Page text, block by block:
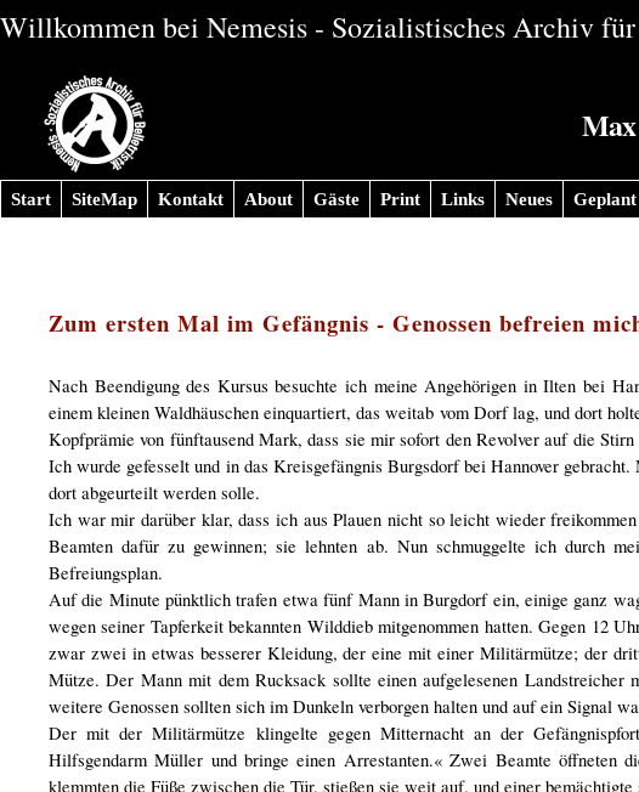
Willkommen bei Nemesis - Sozialistisches Archiv
Max
Start SiteMap Kontakt About Gäste Print Links Neues Geplant
Zum ersten Mal im Gefängnis - Genossen befreien
Nach Beendigung des Kursus besuchte ich meine Angehörigen in Ilten bei
einem kleinen Waldhäuschen einquartiert, das weitab vom Dorf lag, und dort
Kopfprämie von fünftausend Mark, dass sie mir sofort den Revolver auf die
Ich wurde gefesselt und in das Kreisgefängnis Burgsdorf bei Hannover
dort abgeurteilt werden solle.
Ich war mir darüber klar, dass ich aus Plauen nicht so leicht wieder
Beamten dafür zu gewinnen; sie lehnten ab. Nun schmuggelte ich durch
Befreiungsplan.
Auf die Minute pünktlich trafen etwa fünf Mann in Burgdorf ein, einige ganz
wegen seiner Tapferkeit bekannten Wilddieb mitgenommen hatten. Gegen 12
zwar zwei in etwas besserer Kleidung, der eine mit einer Militärmütze; der
Mütze. Der Mann mit dem Rucksack sollte einen aufgelesenen
weitere Genossen sollten sich im Dunkeln verborgen halten und auf ein Signal
Der mit der Militärmütze klingelte gegen Mitternacht an der
Hilfsgendarm Müller und bringe einen Arrestanten.« Zwei Beamte öffneten
klemmten die Füße zwischen die Tür, stießen sie weit auf, und einer